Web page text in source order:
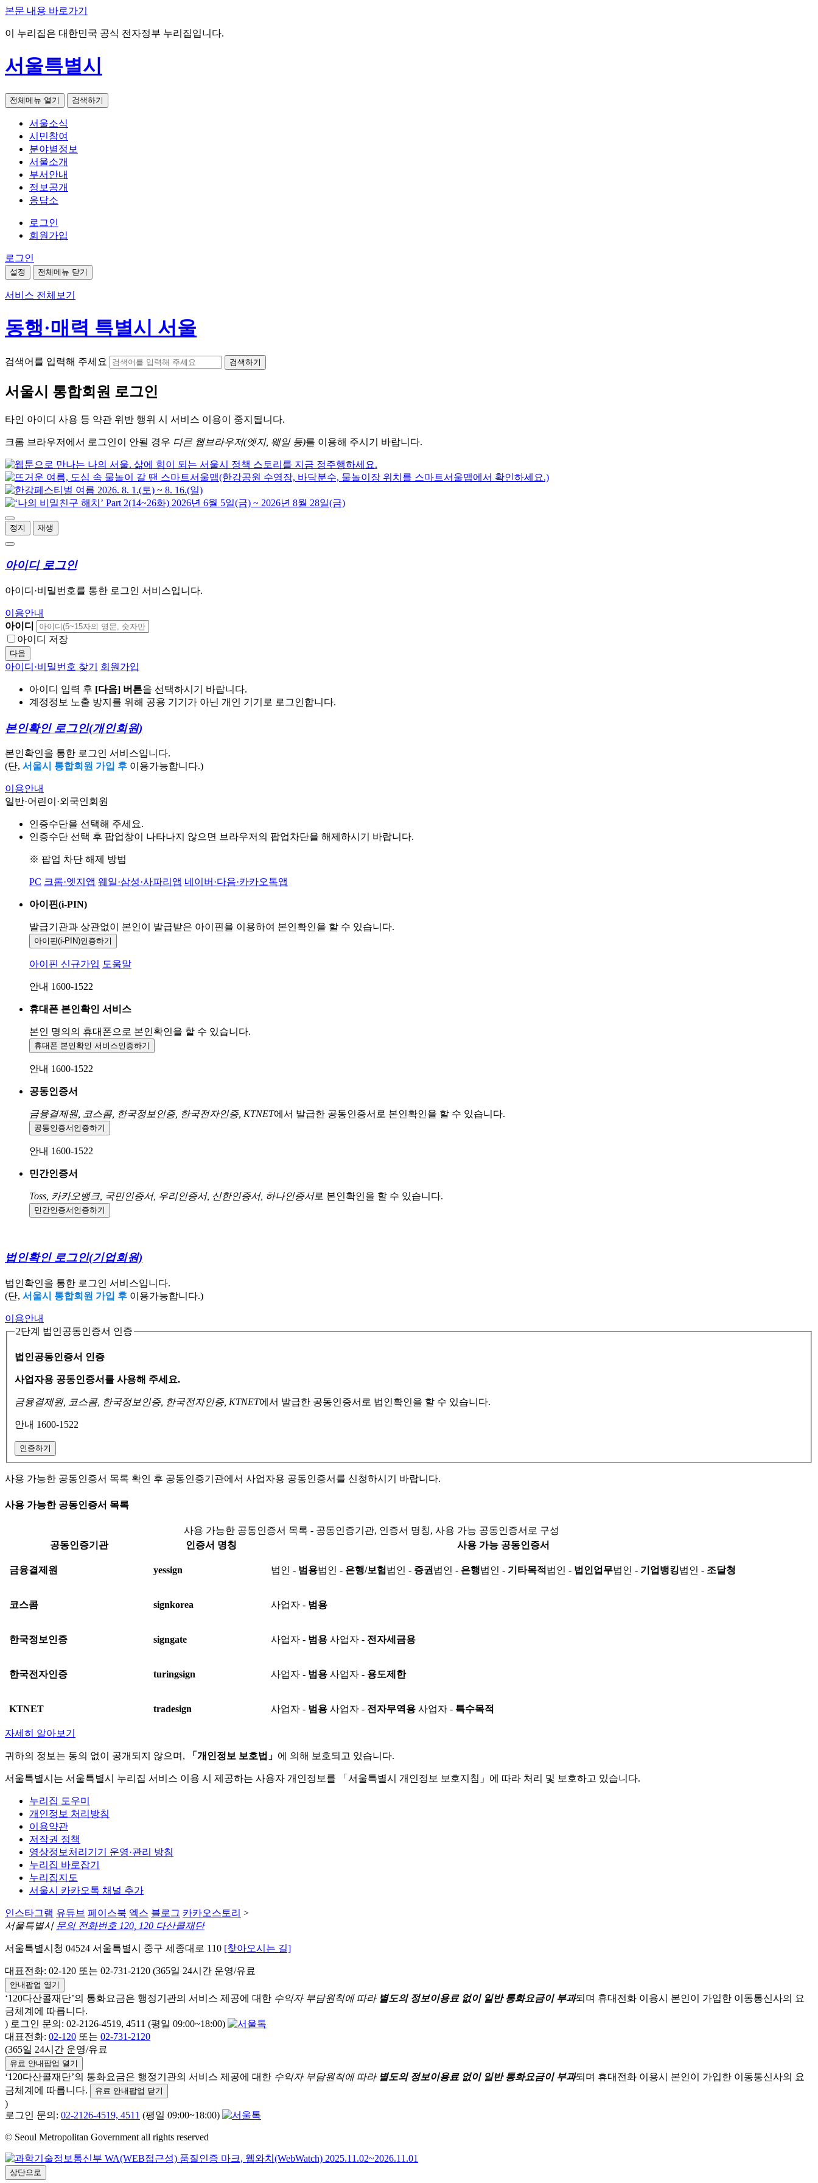
본문 내용 바로가기
이 누리집은 대한민국 공식 전자정부 누리집입니다.
서울특별시
전체메뉴 열기 검색하기
서울소식
시민참여
분야별정보
서울소개
부서안내
정보공개
응답소
로그인
회원가입
로그인
설정 전체메뉴 닫기
서비스 전체보기
동행·매력 특별시 서울
검색어를 입력해 주세요 검색하기
서울시 통합회원 로그인
타인 아이디 사용 등 약관 위반 행위 시 서비스 이용이 중지됩니다.
크롬 브라우저에서 로그인이 안될 경우 다른 웹브라우저(엣지, 웨일 등)를 이용해 주시기 바랍니다.
정지 재생
아이디 로그인
아이디·비밀번호를 통한 로그인 서비스입니다.
이용안내
아이디
아이디 저장
다음
아이디·비밀번호 찾기 회원가입
아이디 입력 후 [다음] 버튼을 선택하시기 바랍니다.
계정정보 노출 방지를 위해 공용 기기가 아닌 개인 기기로 로그인합니다.
본인확인 로그인(개인회원)
본인확인을 통한 로그인 서비스입니다.
(단, 서울시 통합회원 가입 후 이용가능합니다.)
이용안내
일반·어린이·외국인회원
인증수단을 선택해 주세요.
인증수단 선택 후 팝업창이 나타나지 않으면 브라우저의 팝업차단을 해제하시기 바랍니다.
※ 팝업 차단 해제 방법
PC 크롬·엣지앱 웨일·삼성·사파리앱 네이버·다음·카카오톡앱
아이핀(i-PIN)
발급기관과 상관없이 본인이 발급받은 아이핀을 이용하여 본인확인을 할 수 있습니다.
아이핀(i-PIN)인증하기
아이핀 신규가입 도움말
안내 1600-1522
휴대폰 본인확인 서비스
본인 명의의 휴대폰으로 본인확인을 할 수 있습니다.
휴대폰 본인확인 서비스인증하기
안내 1600-1522
공동인증서
금융결제원, 코스콤, 한국정보인증, 한국전자인증, KTNET에서 발급한 공동인증서로 본인확인을 할 수 있습니다.
공동인증서 인증하기
안내 1600-1522
민간인증서
Toss, 카카오뱅크, 국민인증서, 우리인증서, 신한인증서, 하나인증서로 본인확인을 할 수 있습니다.
민간인증서 인증하기
법인확인 로그인(기업회원)
법인확인을 통한 로그인 서비스입니다.
(단, 서울시 통합회원 가입 후 이용가능합니다.)
이용안내
2단계 법인공동인증서 인증
법인공동인증서 인증
사업자용 공동인증서를 사용해 주세요.
금융결제원, 코스콤, 한국정보인증, 한국전자인증, KTNET에서 발급한 공동인증서로 법인확인을 할 수 있습니다.
안내 1600-1522
인증하기
사용 가능한 공동인증서 목록 확인 후 공동인증기관에서 사업자용 공동인증서를 신청하시기 바랍니다.
사용 가능한 공동인증서 목록
사용 가능한 공동인증서 목록 - 공동인증기관, 인증서 명칭, 사용 가능 공동인증서로 구성
공동인증기관
인증서 명칭 사용 가능 공동인증서
금융결제원 yessign 법인 - 범용법인 - 은행/보험 법인 - 증권 법인 - 은행법인 - 기타목적 법인 - 법인업무법인 - 기업뱅킹법인 - 조달청
코스콤 signkorea 사업자 - 범용
한국정보인증 signgate 사업자 - 범용 사업자 - 전자세금용
한국전자인증 turingsign 사업자 - 범용 사업자 - 용도제한
KTNET tradesign 사업자 - 범용 사업자 - 전자무역용 사업자 - 특수목적
자세히 알아보기
귀하의 정보는 동의 없이 공개되지 않으며, 「개인정보 보호법」 에 의해 보호되고 있습니다.
서울특별시는 서울특별시 누리집 서비스 이용 시 제공하는 사용자 개인정보를 「서울특별시 개인정보 보호지침」에 따라 처리 및 보호하고 있습니다.
누리집 도우미
개인정보 처리방침
이용약관
저작권 정책
영상정보처리기기 운영·관리 방침
누리집 바로잡기
누리집지도
서울시 카카오톡 채널 추가
인스타그램 유튜브 페이스북 엑스 블로그 카카오스토리 >
서울특별시 문의 전화번호 120, 120 다산콜재단
서울특별시청 04524 서울특별시 중구 세종대로 110 [찾아오시는 길]
대표전화: 02-120 또는 02-731-2120 (365일 24시간 운영/유료
안내팝업 열기
‘120다산콜재단’의 통화요금은 행정기관의 서비스 제공에 대한 수익자 부담원칙에 따라 별도의 정보이용료 없이 일반 통화요금이 부과되며 휴대전화 이용시 본인이 가입한 이동통신사의 요
금체계에 따릅니다.
) 로그인 문의: 02-2126-4519, 4511 (평일 09:00~18:00)
대표전화: 02-120 또는 02-731-2120
(365일 24시간 운영/유료
유료 안내팝업 열기
‘120다산콜재단’의 통화요금은 행정기관의 서비스 제공에 대한 수익자 부담원칙에 따라 별도의 정보이용료 없이 일반 통화요금이 부과되며 휴대전화 이용시 본인이 가입한 이동통신사의 요
금체계에 따릅니다.
유료 안내팝업 닫기
)
로그인 문의: 02-2126-4519, 4511 (평일 09:00~18:00)
© Seoul Metropolitan Government all rights reserved
상단으로